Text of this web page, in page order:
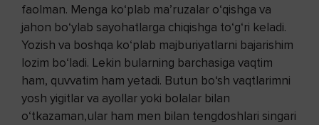
faolman. Menga ko‘plab ma’ruzalar o‘qishga va
jahon bo‘ylab sayohatlarga chiqishga to‘g‘ri keladi.
Yozish va boshqa ko‘plab majburiyatlarni bajarishim
lozim bo‘ladi. Lekin bularning barchasiga vaqtim
ham, quvvatim ham yetadi. Butun bo‘sh vaqtlarimni
yosh yigitlar va ayollar yoki bolalar bilan
o‘tkazaman,ular ham men bilan tengdoshlari singari